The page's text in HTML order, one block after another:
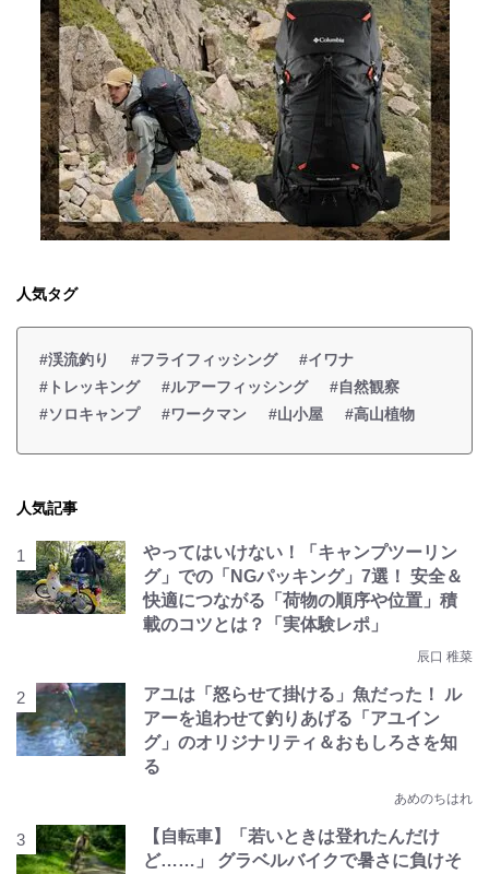
人気タグ
#渓流釣り #フライフィッシング
#イワナ
#トレッキング
#ルアーフィッシング
#自然観察
#ソロキャンプ
#ワークマン #山小屋 #高山植物
人気記事
やってはいけない！「キャンプツーリン
グ」での「NGパッキング」7選！ 安全＆
快適につながる「荷物の順序や位置」積
載のコツとは？「実体験レポ」
辰口 稚菜
アユは「怒らせて掛ける」魚だった！ ル
アーを追わせて釣りあげる「アユイン
グ」のオリジナリティ＆おもしろさを知
る
あめのちはれ
【自転車】「若いときは登れたんだけ
ど……」 グラベルバイクで暑さに負けそ